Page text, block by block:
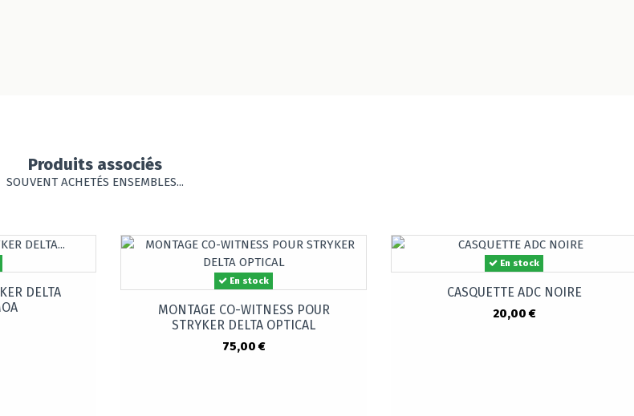
Produits associés
SOUVENT ACHETÉS ENSEMBLES...
DELTA
En stock
MONTAGE CO-WITNESS POUR
STRYKER DELTA OPTICAL
75,00 €
En stock
CASQUETTE ADC NOIRE
20,00 €